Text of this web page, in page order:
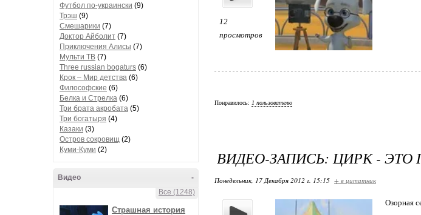
Футбол по-украински (9)
Трэш (9)
Смешарики (7)
Доктор Айболит (7)
Приключения Алисы (7)
Мульти ТВ (7)
Three russian bogaturs (6)
Крок – Мир детства (6)
Философские (6)
Белка и Стрелка (6)
Три брата акробата (5)
Три богатыря (4)
Казаки (3)
Остров сокровищ (2)
Куми-Куми (2)
-
Видео
Все (1248)
Страшная история
12
просмотров
Понравилось: 1 пользователю
ВИДЕО-ЗАПИСЬ: ЦИРК - ЭТО
Понедельник, 17 Декабря 2012 г. 15:15 + в цитатник
Озорная